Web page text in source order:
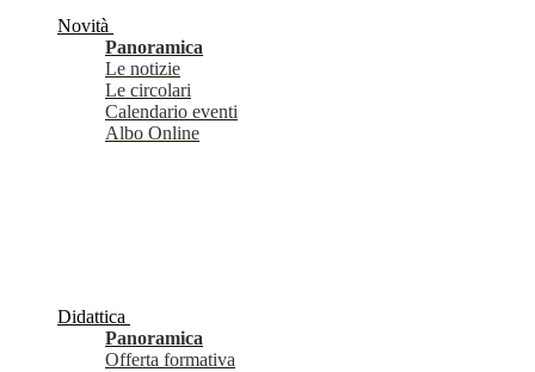
Novità
Panoramica
Le notizie
Le circolari
Calendario eventi
Albo Online
Didattica
Panoramica
Offerta formativa